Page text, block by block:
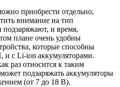
приобрести отдельно,
внимание на тип
подзаряжают, и время,
плане очень удобны
которые способны
и с Li-ion аккумуляторами.
раз относится к таким
подзаряжать аккумуляторы
(от 7 до 18 В).